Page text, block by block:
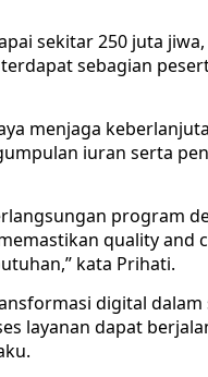
sekitar 250 juta
sebagian
menjaga
iuran serta
program
quality and
kata Prihati.
digital
layanan dapat